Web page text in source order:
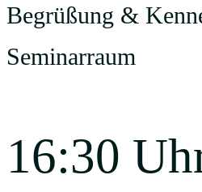
Begrüßung &
Seminarraum
16:30